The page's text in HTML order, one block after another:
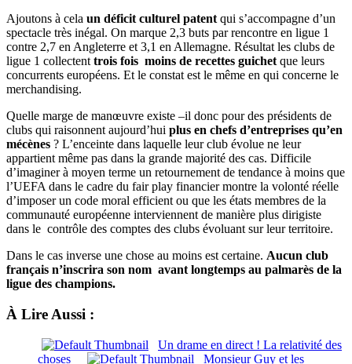
Ajoutons à cela un déficit culturel patent qui s’accompagne d’un
spectacle très inégal. On marque 2,3 buts par rencontre en ligue 1
contre 2,7 en Angleterre et 3,1 en Allemagne. Résultat les clubs de
ligue 1 collectent trois fois moins de recettes guichet que leurs
concurrents européens. Et le constat est le même en qui concerne le
merchandising.
Quelle marge de manœuvre existe –il donc pour des présidents de
clubs qui raisonnent aujourd’hui plus en chefs d’entreprises qu’en
mécènes ? L’enceinte dans laquelle leur club évolue ne leur
appartient même pas dans la grande majorité des cas. Difficile
d’imaginer à moyen terme un retournement de tendance à moins que
l’UEFA dans le cadre du fair play financier montre la volonté réelle
d’imposer un code moral efficient ou que les états membres de la
communauté européenne interviennent de manière plus dirigiste
dans le contrôle des comptes des clubs évoluant sur leur territoire.
Dans le cas inverse une chose au moins est certaine. Aucun club
français n’inscrira son nom avant longtemps au palmarès de la
ligue des champions.
À Lire Aussi :
Un drame en direct ! La relativité des
choses
Monsieur Guy et les